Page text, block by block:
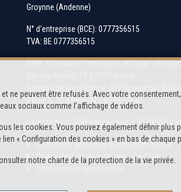
ne peuvent être refusés. Avec votre
sociaux comme l’affichage de vidéos.
les cookies. Vous pouvez également définir
« Configuration des cookies » en bas de chaque
notre charte de la protection de la vie privée
Groynne (Andenne)
N° d'entreprise (BCE): 0777356515
TVA: BE 0777356515
RPM: Tribunal de l'entreprise de Liège -
Albert II, 16 à Bruxelles en Belgique.
Compte-tiers: BNP Paribas Fortis: BE98 0018
Conditions générales d'utilisation du site
Charte de la protection de la vie privée